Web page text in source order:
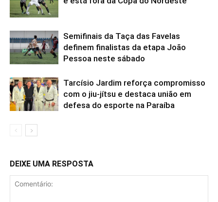
Semifinais da Taça das Favelas
definem finalistas da etapa João
Pessoa neste sábado
Tarcísio Jardim reforça compromisso
com o jiu-jítsu e destaca união em
defesa do esporte na Paraíba
DEIXE UMA RESPOSTA